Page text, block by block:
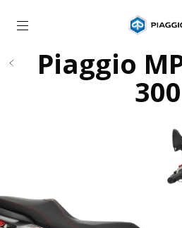
Buka
Piaggio
300